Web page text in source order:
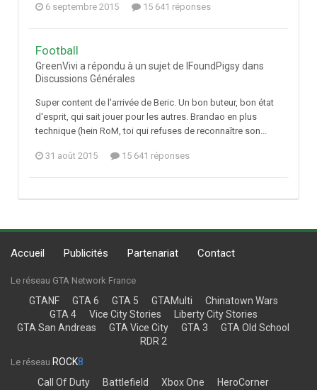
6 septembre 2015 15 641 réponses
Football
GreenVivi a répondu à un sujet de IFoundPigsy dans
Discussions Générales
Super content de l'arrivée de Beric. Un bon buteur, bon état
d'esprit, qui sait jouer pour les autres. Brandao en plus
technique (hein RoM, toi qui refuses de reconnaître son...
31 août 2015 15 641 réponses
Accueil Publicités Partenariat Contact
Le réseau GTA Network France
GTANF GTA 6 GTA 5 GTAMulti
Chinatown Wars
GTA 4
Vice City Stories
Liberty City Stories
GTA San Andreas
GTA Vice City GTA 3
GTA Old School
RDR 2
Le réseau ROCK8
Call Of Duty
Battlefield Xbox One HeroCorner